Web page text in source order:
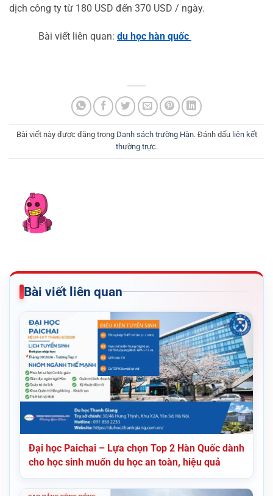
dịch công ty từ 180 USD đến 370 USD / ngày.
Bài viết liên quan: du học hàn quốc
Bài viết này được đăng trong Danh sách trường Hàn. Đánh dấu liên kết
thường trực.
Bài viết liên quan
Đại học Paichai – Lựa chọn Top 2 Hàn Quốc dành
cho học sinh muốn du học an toàn, hiệu quả